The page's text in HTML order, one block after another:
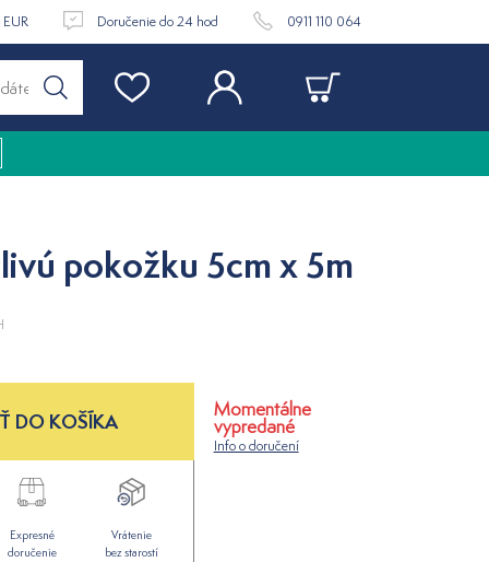
Doručenie do 24 hod 0911 110 064
pokožku 5cm x 5m
Momentálne
vypredané
Info o doručení
DO KOŠÍKA
Expresné
doručenie
Vrátenie
bez starostí